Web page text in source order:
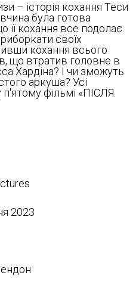
– історія кохання Теси
була готова
її кохання все подолає.
своїх
кохання всього
що втратив головне в
Хардіна? І чи зможуть
аркуша? Усі
фільмі «ПІСЛЯ.
2023